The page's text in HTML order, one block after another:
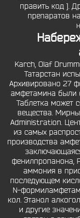
править код ].
препаратов
Karch, Olaf
Татарстан
Архивировано 27
амфетамина были
Таблетка может
вещества.
Administration.
из самых
производства
фенилпропанона,
аммония в
последующем
N-
кол. Этанол
и другие